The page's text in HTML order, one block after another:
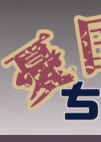
content